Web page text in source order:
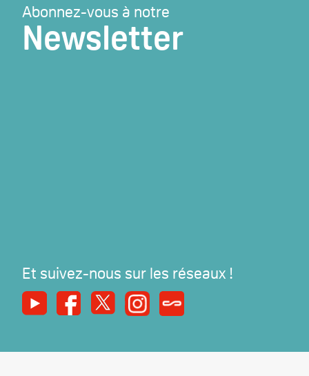
Abonnez-vous à notre
Newsletter
Et suivez-nous sur les réseaux !
Youtube Facebook
X InstagramSyndicats Magazine